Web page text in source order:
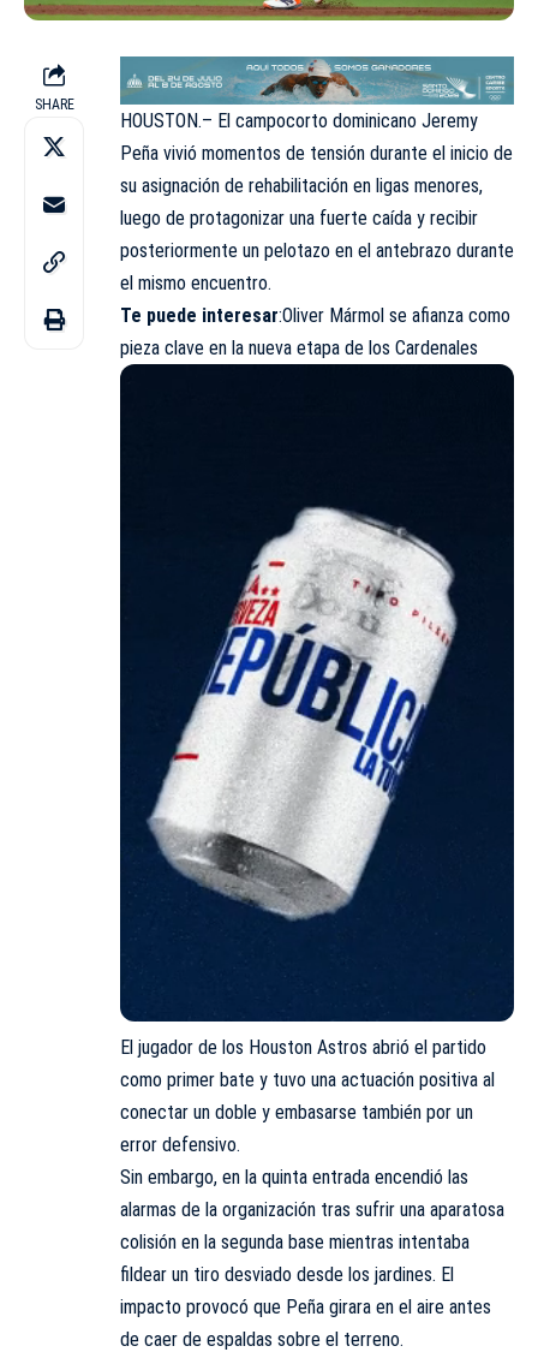
SHARE
HOUSTON.– El campocorto dominicano Jeremy
Peña vivió momentos de tensión durante el inicio de
su asignación de rehabilitación en ligas menores,
luego de protagonizar una fuerte caída y recibir
posteriormente un pelotazo en el antebrazo durante
el mismo encuentro.
Te puede interesar:Oliver Mármol se afianza como
pieza clave en la nueva etapa de los Cardenales
El jugador de los Houston Astros abrió el partido
como primer bate y tuvo una actuación positiva al
conectar un doble y embasarse también por un
error defensivo.
Sin embargo, en la quinta entrada encendió las
alarmas de la organización tras sufrir una aparatosa
colisión en la segunda base mientras intentaba
fildear un tiro desviado desde los jardines. El
impacto provocó que Peña girara en el aire antes
de caer de espaldas sobre el terreno.